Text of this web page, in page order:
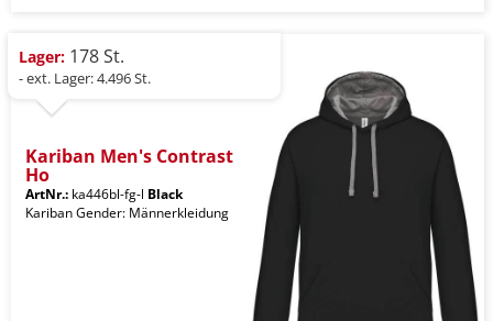
Lager: 178 St.
- ext. Lager: 4.496 St.
Kariban Men's Contrast
Ho
ArtNr.: ka446bl-fg-l Black
Kariban Gender: Männerkleidung